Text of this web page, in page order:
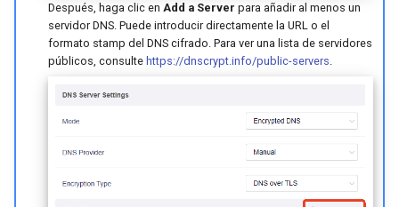
Después, haga clic en Add a Server para añadir al menos un
servidor DNS. Puede introducir directamente la URL o el
formato stamp del DNS cifrado. Para ver una lista de servidores
públicos, consulte https://dnscrypt.info/public-servers.